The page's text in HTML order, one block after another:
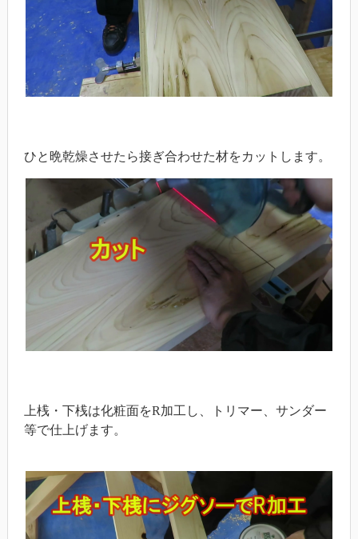
ひと晩乾燥させたら接ぎ合わせた材をカットします。
上桟・下桟は化粧面をR加工し、トリマー、サンダー
等で仕上げます。